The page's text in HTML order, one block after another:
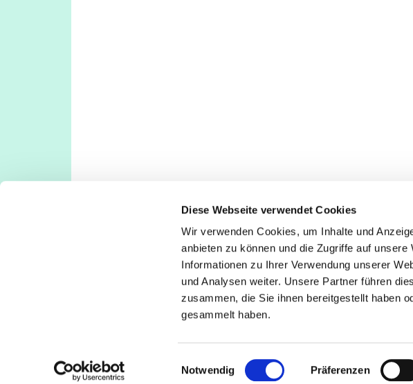
Diese Webseite verwendet Cookies
Wir verwenden Cookies, um Inhalte und
anbieten zu können und die Zugriffe auf
Informationen zu Ihrer Verwendung unserer
und Analysen weiter. Unsere Partner führen
zusammen, die Sie ihnen bereitgestellt haben
gesammelt haben.
i
Notwendig Präferenzen
Evangelische Kirchengemeinde Köln-Deutz/Poll
Deutz: Tempelstraße 29, 50679 Köln
Poll: Rolshover Str. 588a, 51105 Köln
koeln-deutz-poll@ekir.de